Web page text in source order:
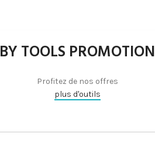
BY TOOLS PROMOTION
Profitez de nos offres
plus d'outils